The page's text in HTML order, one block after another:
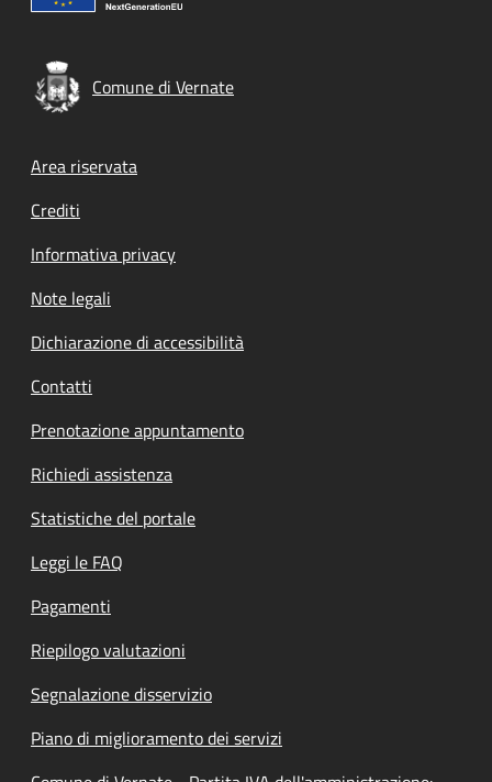
Comune di Vernate
Footer menu
Area riservata
Crediti
Informativa privacy
Note legali
Dichiarazione di accessibilità
Contatti
Prenotazione appuntamento
Richiedi assistenza
Statistiche del portale
Leggi le FAQ
Pagamenti
Riepilogo valutazioni
Segnalazione disservizio
Piano di miglioramento dei servizi